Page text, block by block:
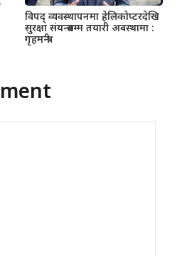
विपद् व्यवस्थापनमा हेलिकाेप्टरदेखि
सुरक्षा संयन्त्रसम्म तयारी अवस्थामा :
गृहमन्त्री